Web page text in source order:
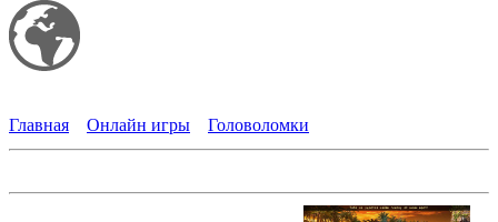
Главная
Онлайн игры Головоломки